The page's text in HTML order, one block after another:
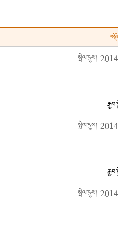
སྤེལ་དུས།
སྤེལ་དུས།
སྤེལ་དུས།